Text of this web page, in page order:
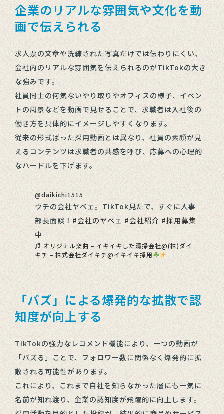
企業のリアルな雰囲気や文化を動
画で伝えられる
求人票の文章や洗練された写真だけでは伝わりにくい、
会社内のリアルな雰囲気を伝えられるのがTikTokの大き
な強みです。
社員同士の何気ないやり取りやオフィスの様子、イベン
トの風景などを動画で見せることで、求職者は入社後の
働き方を具体的にイメージしやすくなります。
従来の形式ばった採用動画とは異なり、社員の素顔が見
えるコンテンツは求職者の共感を呼び、応募への心理的
なハードルを下げます。
@daikichi1515
ウチの会社ヤベェ。TikTok見たで、すぐに人事
部長面談！ #会社のヤベェ #会社紹介 #採用募集
中
♬ オリジナル楽曲 – イキイキした清掃会社@(株)ダイ
キチ – 株式会社ダイキチ@イキイキ採用
「バズ」による爆発的な拡散で認
知度が向上する
TikTokの強力なレコメンド機能により、一つの動画が
「バズる」ことで、フォロワー数に関係なく爆発的に拡
散される可能性があります。
これにより、これまで自社を知らなかった層にも一気に
名前が知れ渡り、企業の認知度が飛躍的に向上します。